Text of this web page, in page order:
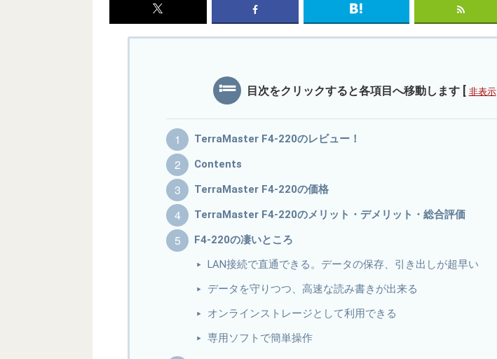
目次をクリックすると各項目へ移動します [ 非表示
TerraMaster F4-220のレビュー！
Contents
TerraMaster F4-220の価格
TerraMaster F4-220のメリット・デメリット・総合評価
F4-220の凄いところ
LAN接続で直通できる。データの保存、引き出しが超早い
データを守りつつ、高速な読み書きが出来る
オンラインストレージとして利用できる
専用ソフトで簡単操作